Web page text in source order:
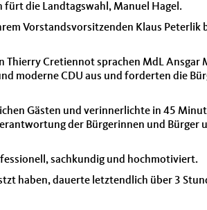
fürt die Landtagswahl, Manuel Hagel.
Vorstandsvorsitzenden Klaus
Thierry Cretiennot sprachen MdL
moderne CDU aus und forderten die
Gästen und verinnerlichte in 45
der Bürgerinnen und
sachkundig und hochmotiviert.
haben, dauerte letztendlich über 3